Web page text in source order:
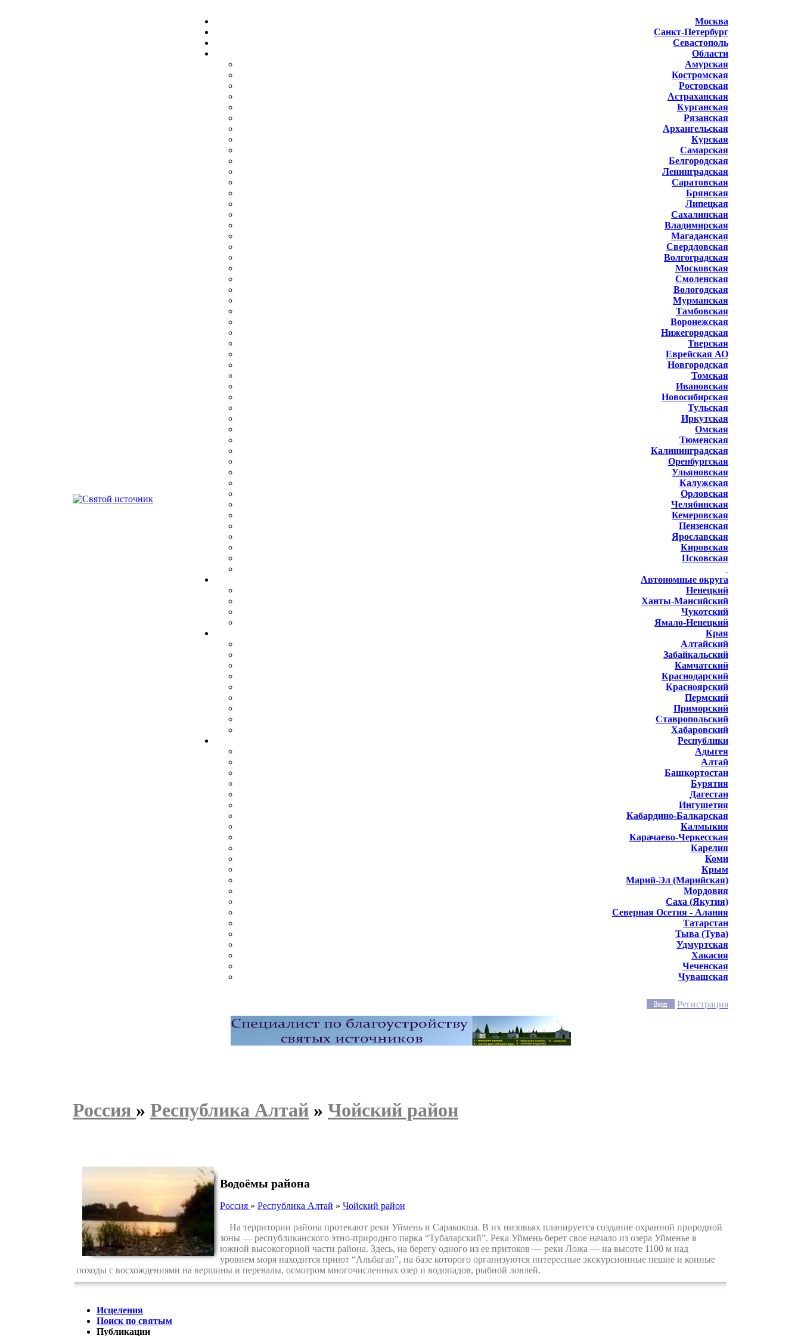
Москва
Санкт-Петербург
Севастополь
Области
Амурская
Костромская
Ростовская
Астраханская
Курганская
Рязанская
Архангельская
Курская
Самарская
Белгородская
Ленинградская
Саратовская
Брянская
Липецкая
Сахалинская
Владимирская
Магаданская
Свердловская
Волгоградская
Московская
Смоленская
Вологодская
Мурманская
Тамбовская
Воронежская
Нижегородская
Тверская
Еврейская АО
Новгородская
Томская
Ивановская
Новосибирская
Тульская
Иркутская
Омская
Тюменская
Калининградская
Оренбургская
Ульяновская
Калужская
Орловская
Челябинская
Кемеровская
Пензенская
Ярославская
Кировская
Псковская
Автономные округа
Ненецкий
Ханты-Мансийский
Чукотский
Ямало-Ненецкий
Края
Алтайский
Забайкальский
Камчатский
Краснодарский
Красноярский
Пермский
Приморский
Ставропольский
Хабаровский
Республики
Адыгея
Алтай
Башкортостан
Бурятия
Дагестан
Ингушетия
Кабардино-Балкарская
Калмыкия
Карачаево-Черкесская
Карелия
Коми
Крым
Марий-Эл (Марийская)
Мордовия
Саха (Якутия)
Северная Осетия - Алания
Татарстан
Тыва (Тува)
Удмуртская
Хакасия
Чеченская
Чувашская
Регистрация
Россия » Республика Алтай » Чойский район
Водоёмы района
Россия » Республика Алтай » Чойский район
На территории района протекают реки Уймень и Саракокша. В их низовьях планируется создание охранной природной
зоны — республиканского этно-природнго парка “Тубаларский”. Река Уймень берет свое начало из озера Уйменье в
южной высокогорной части района. Здесь, на берегу одного из ее притоков — реки Ложа — на высоте 1100 м над
уровнем моря находится приют “Альбаган”, на базе которого организуются интересные экскурсионные пешие и конные
походы с восхождениями на вершины и перевалы, осмотром многочисленных озер и водопадов, рыбной ловлей.
Исцеления
Поиск по святым
Публикации